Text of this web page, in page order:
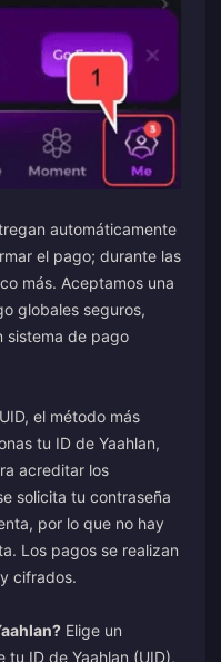
automáticamente
el pago; durante las
más. Aceptamos una
globales seguros,
sistema de pago
el método más
tu ID de Yaahlan,
acreditar los
solicita tu contraseña
por lo que no hay
Los pagos se realizan
cifrados.
Elige un
ID de Yaahlan (UID),